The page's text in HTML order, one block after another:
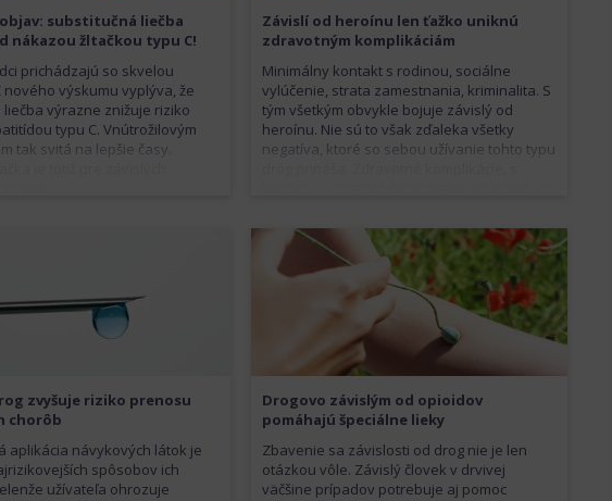
substitučná liečba
nákazou žltačkou typu C!
prichádzajú so skvelou
nového výskumu vyplýva, že
výrazne znižuje riziko
typu C. Vnútrožilovým
tak svitá na lepšie časy.
Závislí od heroínu len ťažko uniknú
zdravotným komplikáciám
Minimálny kontakt s rodinou, sociálne
vylúčenie, strata zamestnania, kriminalita. S
tým všetkým obvykle bojuje závislý od
heroínu. Nie sú to však zďaleka všetky
negatíva, ktoré so sebou užívanie tohto typu
prípadoch až smrteľné.
zvyšuje riziko prenosu
chorôb
aplikácia návykových látok je
spôsobov ich
užívateľa ohrozuje
Drogovo závislým od opioidov
pomáhajú špeciálne lieky
Zbavenie sa závislosti od drog nie je len
otázkou vôle. Závislý človek v drvivej
väčšine prípadov potrebuje aj pomoc